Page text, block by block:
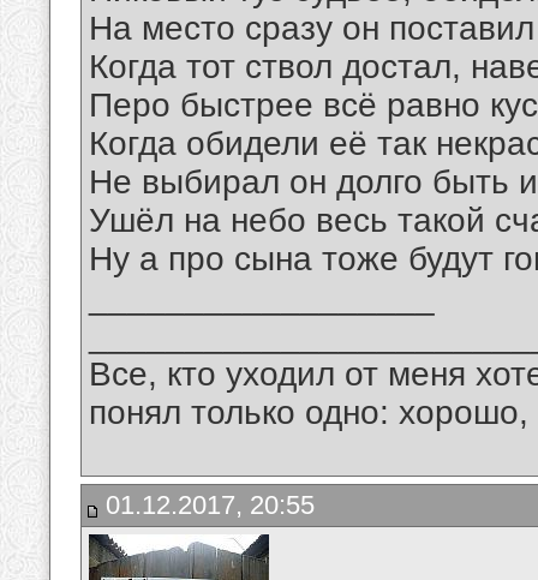
На место сразу он
Когда тот ствол достал,
Перо быстрее всё равно
Когда обидели её так
Не выбирал он долго быть
Ушёл на небо весь такой
Ну а про сына тоже будут
Все, кто уходил от меня
понял только одно:
01.12.2017, 20:55